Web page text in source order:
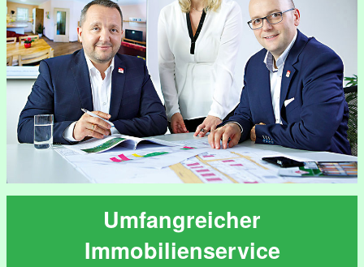
Umfangreicher
Immobilienservice